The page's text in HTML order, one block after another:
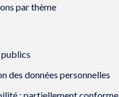
f
n
ê
e
n
ê
par thème
des données personnelles